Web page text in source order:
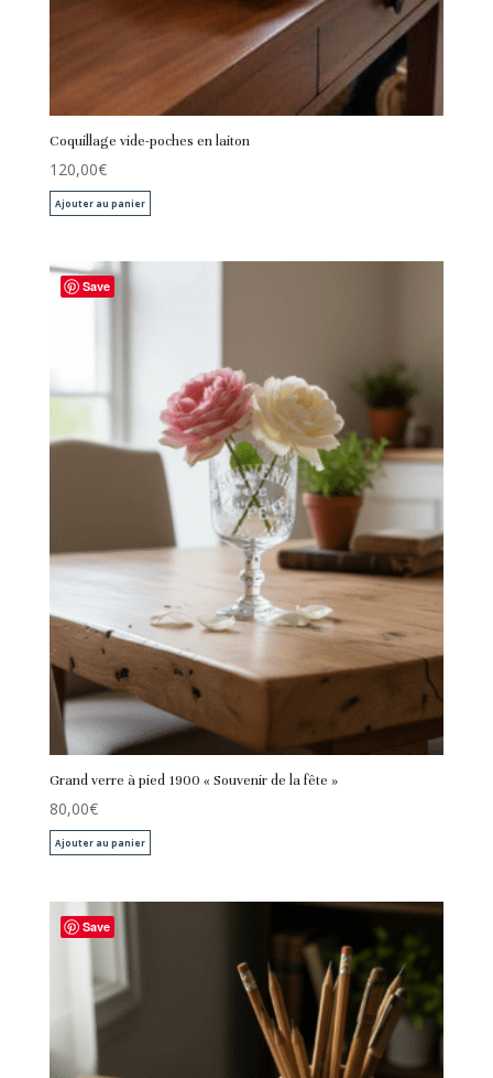
Coquillage vide-poches en laiton
120,00€
Ajouter au panier
Save
Grand verre à pied 1900 « Souvenir de la fête »
80,00€
Ajouter au panier
Save